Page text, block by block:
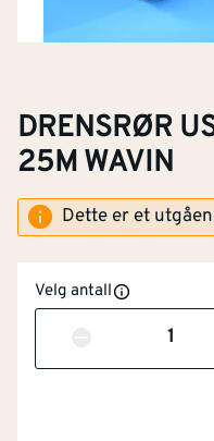
DRENSRØR
25M WAVIN
Dette er et
Velg antall
Antall